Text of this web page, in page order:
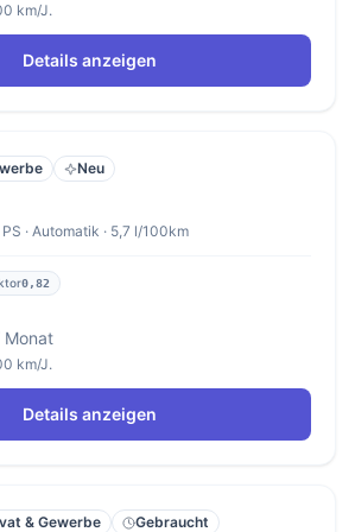
km/J.
Details anzeigen
Neu
· Automatik · 5,7 l/100km
0,82
Monat
km/J.
Details anzeigen
& Gewerbe Gebraucht